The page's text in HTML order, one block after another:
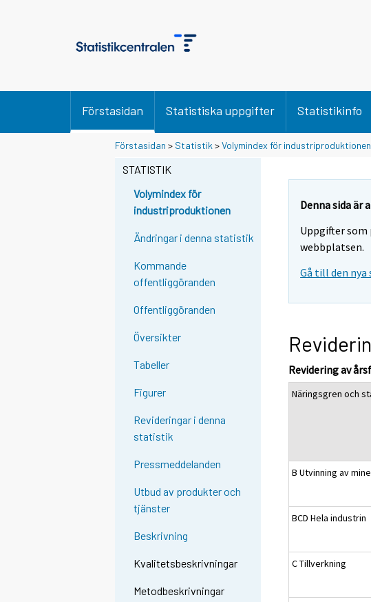
Förstasidan Statistiska uppgifter Statistikinfo
Förstasidan > Statistik >Volymindex för industriproduktionen
STATISTIK
Volymindex för
industriproduktionen
Ändringar i denna statistik
Kommande
offentliggöranden
Offentliggöranden
Översikter
Tabeller
Figurer
Revideringar i denna
statistik
Pressmeddelanden
Utbud av produkter och
tjänster
Beskrivning
Kvalitetsbeskrivningar
Metodbeskrivningar
Denna sida är
Uppgifter som
webbplatsen.
Gå till den
Revidering av
Näringsgren och
B Utvinning av
BCD Hela industrin
C Tillverkning